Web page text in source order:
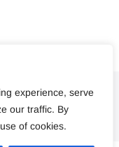
experience, serve
our traffic. By
of cookies.